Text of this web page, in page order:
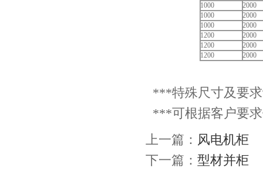
1000
2000
1000
2000
1000
2000
1200
2000
1200
2000
1200
2000
***特殊尺寸及要
***可根据客户要
上一篇： 风电机柜
下一篇： 型材并柜